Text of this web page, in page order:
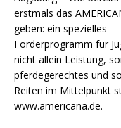
erstmals das
geben: ein spezielles
Förderprogramm für
nicht allein Leistung,
pferdegerechtes und
Reiten im Mittelpunkt
www.americana.de.